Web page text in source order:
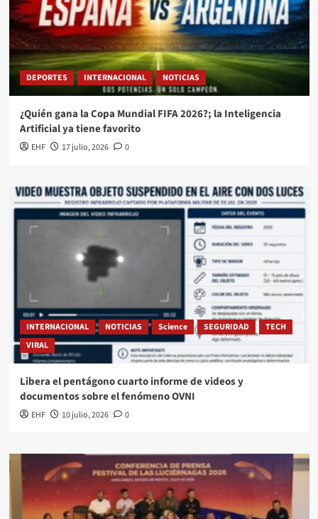
DEPORTES INTERNACIONAL NOTICIAS
¿Quién gana la Copa Mundial FIFA 2026?; la Inteligencia
Artificial ya tiene favorito
EHF 17 julio, 2026 0
INTERNACIONAL NOTICIAS Science SEGURIDAD
TECH
VIRAL
Libera el pentágono cuarto informe de videos y
documentos sobre el fenómeno OVNI
EHF 10 julio, 2026 0